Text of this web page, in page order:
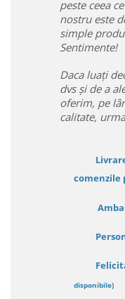
peste ceea
nostru este
simple
Sentimente!
Daca luați
dvs și de a
oferim, pe
calitate,
comenzile
disponibile)